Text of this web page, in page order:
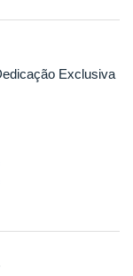
Exclusiva